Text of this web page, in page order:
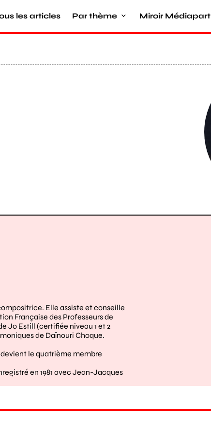
les articles Par thème Miroir Médiapart
Elle assiste et conseille
Française des Professeurs de
Jo Estill (certifiée niveau 1 et 2
de Daïnouri Choque.
devient le quatrième membre
en 1981 avec Jean-Jacques